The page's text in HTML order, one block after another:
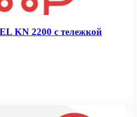
KN 2200 с тележкой